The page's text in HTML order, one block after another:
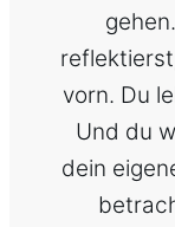
vorn. Du
Und du
dein